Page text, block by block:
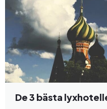
De 3 bästa